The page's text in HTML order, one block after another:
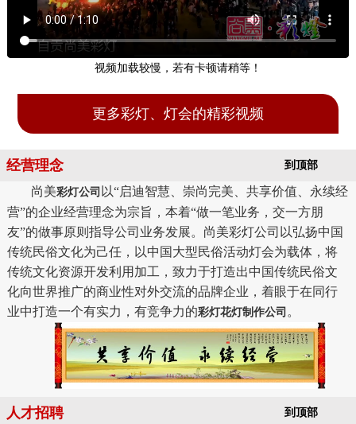
视频加载较慢，若有卡顿请稍等！
更多彩灯、灯会的精彩视频
经营理念 到顶部
尚美彩灯公司 以“启迪智慧、崇尚完美、共享价值、永续经
营”的企业经营理念为宗旨，本着“做一笔业务，交一方朋
友”的做事原则指导公司业务发展。尚美彩灯公司以弘扬中国
传统民俗文化为己任，以中国大型民俗活动灯会为载体，将
传统文化资源开发利用加工，致力于打造出中国传统民俗文
化向世界推广的商业性对外交流的品牌企业，着眼于在同行
业中打造一个有实力，有竞争力的彩灯花灯制作公司 。
人才招聘 到顶部